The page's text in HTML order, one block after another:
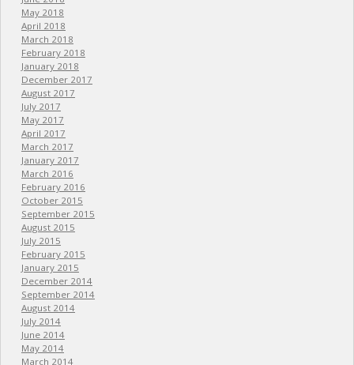
May 2018
April 2018
March 2018
February 2018
January 2018
December 2017
August 2017
July 2017
May 2017
April 2017
March 2017
January 2017
March 2016
February 2016
October 2015
September 2015
August 2015
July 2015
February 2015
January 2015
December 2014
September 2014
August 2014
July 2014
June 2014
May 2014
March 2014